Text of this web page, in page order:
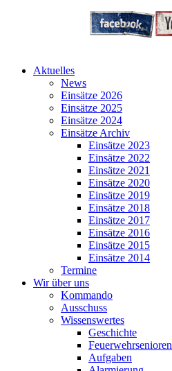
Aktuelles
News
Einsätze 2026
Einsätze 2025
Einsätze 2024
Einsätze Archiv
Einsätze 2023
Einsätze 2022
Einsätze 2021
Einsätze 2020
Einsätze 2019
Einsätze 2018
Einsätze 2017
Einsätze 2016
Einsätze 2015
Einsätze 2014
Termine
Wir über uns
Kommando
Ausschuss
Wissenswertes
Geschichte
Feuerwehrsenioren
Aufgaben